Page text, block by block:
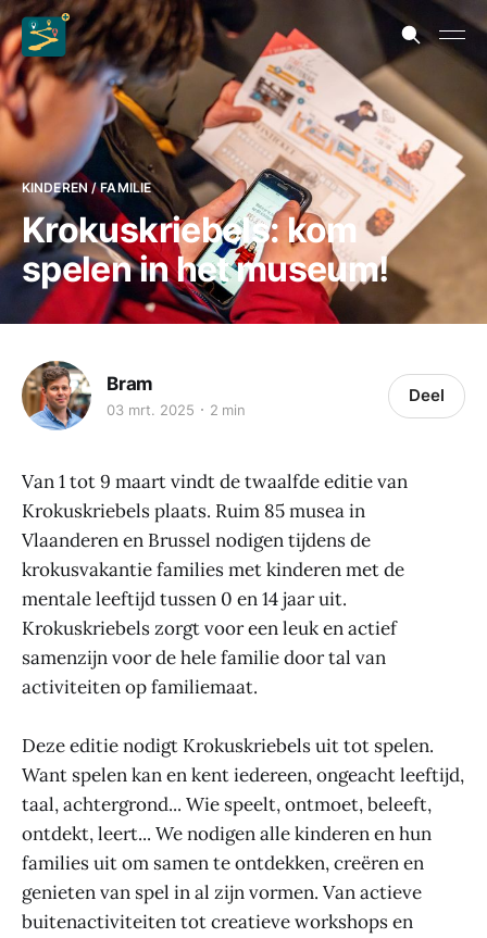
KINDEREN / FAMILIE
Krokuskriebels: kom
spelen in het museum!
Bram
03 mrt. 2025 2 min
Deel
Van 1 tot 9 maart vindt de twaalfde editie van
Krokuskriebels plaats. Ruim 85 musea in
Vlaanderen en Brussel nodigen tijdens de
krokusvakantie families met kinderen met de
mentale leeftijd tussen 0 en 14 jaar uit.
Krokuskriebels zorgt voor een leuk en actief
samenzijn voor de hele familie door tal van
activiteiten op familiemaat.
Deze editie nodigt Krokuskriebels uit tot spelen.
Want spelen kan en kent iedereen, ongeacht leeftijd,
taal, achtergrond... Wie speelt, ontmoet, beleeft,
ontdekt, leert... We nodigen alle kinderen en hun
families uit om samen te ontdekken, creëren en
genieten van spel in al zijn vormen. Van actieve
buitenactiviteiten tot creatieve workshops en